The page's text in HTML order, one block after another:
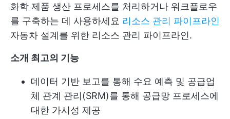
화학 제품 생산 프로세스를 처리하거나 워크플로우
를 구축하는 데 사용하세요 리소스 관리 파이프라인
자동차 설계를 위한 리소스 관리 파이프라인.
소개 최고의 기능
데이터 기반 보고를 통해 수요 예측 및 공급업
체 관계 관리(SRM)를 통해 공급망 프로세스에
대한 가시성 제공